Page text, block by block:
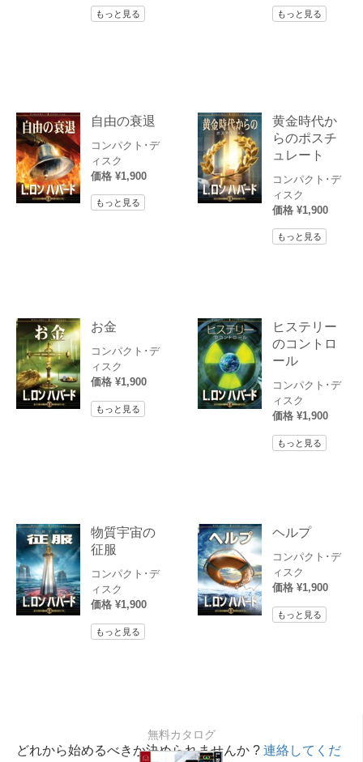
もっと見る もっと見る
自由の衰退
コンパクト･デ
ィスク
価格 ¥1,900
もっと見る
黄金時代か
らのポスチ
ュレート
コンパクト･デ
ィスク
価格 ¥1,900
もっと見る
お金
コンパクト･デ
ィスク
価格 ¥1,900
もっと見る
ヒステリー
のコントロ
ール
コンパクト･デ
ィスク
価格 ¥1,900
もっと見る
物質宇宙の
征服
コンパクト･デ
ィスク
価格 ¥1,900
もっと見る
ヘルプ
コンパクト･デ
ィスク
価格 ¥1,900
もっと見る
どれから始めるべきか決められませんか ? 連絡してくだ
無料カタログ